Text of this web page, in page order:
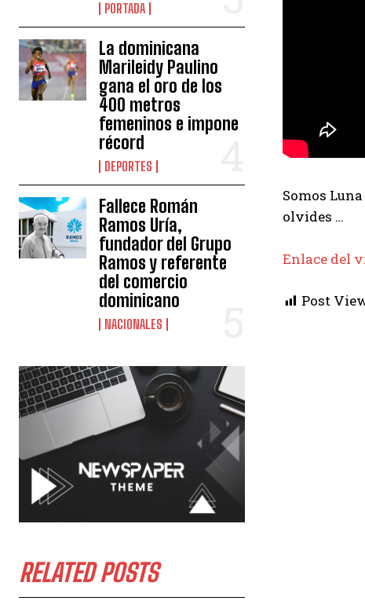
PORTADA
La dominicana
Marileidy Paulino
gana el oro de los
400 metros
femeninos e impone
récord
DEPORTES
Fallece Román
Ramos Uría,
fundador del Grupo
Ramos y referente
del comercio
dominicano
NACIONALES
RELATED POSTS
Somos
olvides …
Enlace del
Post